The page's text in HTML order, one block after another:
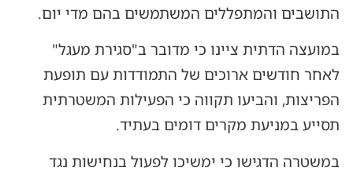
התושבים והמתפללים המשתמשים בהם מדי יום.
במועצה הדתית ציינו כי מדובר ב"סגירת מעגל"
לאחר חודשים ארוכים של התמודדות עם תופעת
הפריצות, והביעו תקווה כי הפעילות המשטרתית
תסייע במניעת מקרים דומים בעתיד.
במשטרה הדגישו כי ימשיכו לפעול בנחישות נגד